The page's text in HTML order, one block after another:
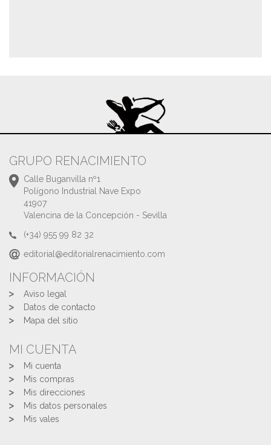
GRUPO RENACIMIENTO
Calle Buganvilla nº1
Polígono Industrial Nave Expo
41907
Valencina de la Concepción - Sevilla
(+34) 955 99 82 32
editorial@editorialrenacimiento.com
INFORMACIÓN
Aviso legal
Datos de contacto
Mapa del sitio
MI CUENTA
Mi cuenta
Mis compras
Mis direcciones
Mis datos personales
Mis vales